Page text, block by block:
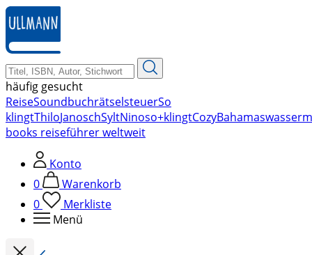
zum
Hauptinhalt
springen
häufig gesucht
ReiseSoundbuchrätselsteuerSo
klingtThiloJanoschSyltNinoso+klingtCozyBahamas
books reiseführer weltweit
Konto
0
Warenkorb
0
Merkliste
Menü